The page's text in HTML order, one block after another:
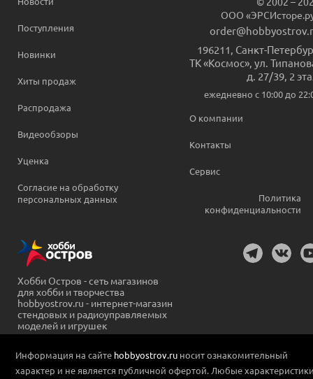
Поступления
Новинки
Хиты продаж
Распродажа
Видеообзоры
Уценка
Согласие на обработку
персональных данных
ООО
196211, Санкт-
ТК «Космос», ул.
д. 27/39, 2
ежедневно c 10:00 до
О компании
Контакты
Сервис
Политика
конфиденциальности
Хобби Остров - сеть магазинов
для хобби и творчества
hobbyostrov.ru - интернет-магазин
стендовых и радиоуправляемых
моделей и игрушек
Информация на сайте hobbyostrov.ru носит ознакомительный
характер и не является публичной офертой. Любые